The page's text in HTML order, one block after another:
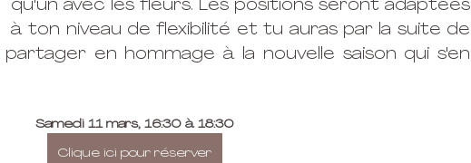
qu'un avec les fleurs. Les positions seront adaptées
à ton niveau de flexibilité et tu auras par la suite de
en hommage à la nouvelle saison qui s'en
Samedi 11 mars, 16:30 à 18:30
Clique ici pour réserver